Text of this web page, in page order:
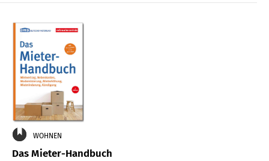
WOHNEN
Das Mieter-Handbuch